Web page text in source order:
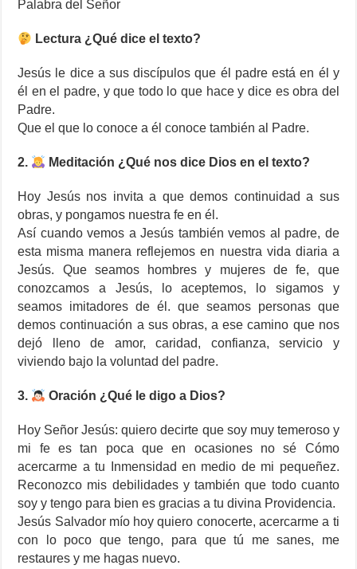
Palabra del Señor
Lectura ¿Qué dice el texto?
Jesús le dice a sus discípulos que él padre está en él y
él en el padre, y que todo lo que hace y dice es obra del
Padre.
Que el que lo conoce a él conoce también al Padre.
2. Meditación ¿Qué nos dice Dios en el texto?
Hoy Jesús nos invita a que demos continuidad a sus
obras, y pongamos nuestra fe en él.
Así cuando vemos a Jesús también vemos al padre, de
esta misma manera reflejemos en nuestra vida diaria a
Jesús. Que seamos hombres y mujeres de fe, que
conozcamos a Jesús, lo aceptemos, lo sigamos y
seamos imitadores de él. que seamos personas que
demos continuación a sus obras, a ese camino que nos
dejó lleno de amor, caridad, confianza, servicio y
viviendo bajo la voluntad del padre.
3. Oración ¿Qué le digo a Dios?
Hoy Señor Jesús: quiero decirte que soy muy temeroso y
mi fe es tan poca que en ocasiones no sé Cómo
acercarme a tu Inmensidad en medio de mi pequeñez.
Reconozco mis debilidades y también que todo cuanto
soy y tengo para bien es gracias a tu divina Providencia.
Jesús Salvador mío hoy quiero conocerte, acercarme a ti
con lo poco que tengo, para que tú me sanes, me
restaures y me hagas nuevo.